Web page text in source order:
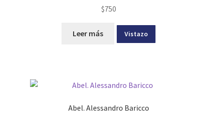
$750
Leer más Vistazo
Abel. Alessandro Baricco